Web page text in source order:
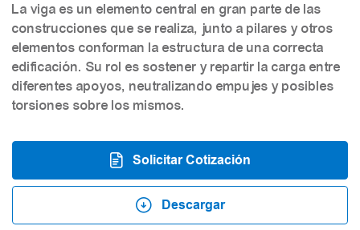
La viga es un elemento central en gran parte de las
construcciones que se realiza, junto a pilares y otros
elementos conforman la estructura de una correcta
edificación. Su rol es sostener y repartir la carga entre
diferentes apoyos, neutralizando empujes y posibles
torsiones sobre los mismos.
Solicitar Cotización
Descargar